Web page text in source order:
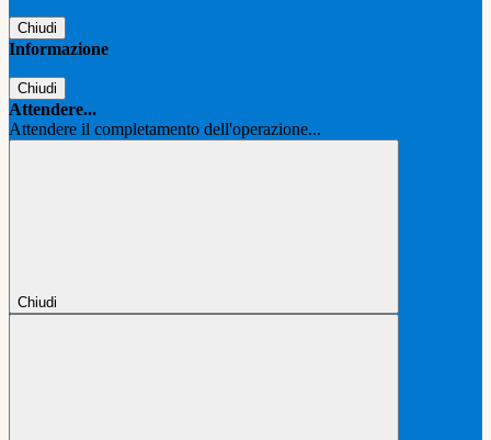
Chiudi
Informazione
Chiudi
Attendere...
Attendere il completamento dell'operazione...
Chiudi